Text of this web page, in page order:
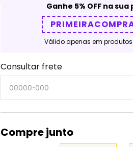
Ganhe 5% OFF na
Válido apenas em
Consultar frete
Compre junto